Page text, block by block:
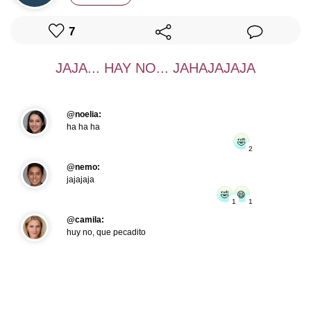
7
JAJA... HAY NO... JAHAJAJAJA
@noelia:
ha ha ha
🤣
2
@nemo:
jajajaja
😄
1
🤣
1
@camila:
huy no, que pecadito